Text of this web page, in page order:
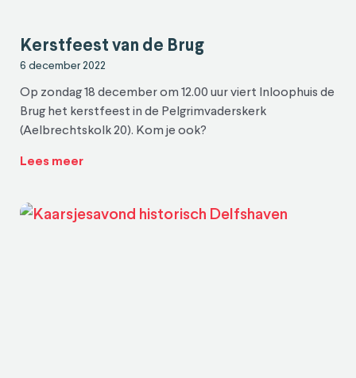
Kerstfeest van de Brug
6 december 2022
Op zondag 18 december om 12.00 uur viert Inloophuis de
Brug het kerstfeest in de Pelgrimvaderskerk
(Aelbrechtskolk 20). Kom je ook?
Lees meer